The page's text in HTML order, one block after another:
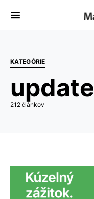
KATEGÓRIE
update
212 článkov